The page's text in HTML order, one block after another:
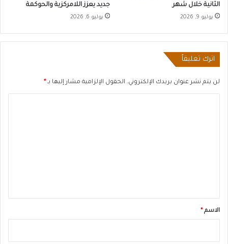
الثانية خلال شهر
يوليو 9, 2026
جديد يعزز اللامركزية والحوكمة
يوليو 6, 2026
اترك تعليقاً
لن يتم نشر عنوان بريدك الإلكتروني. الحقول الإلزامية مشار إليها بـ *
*الاسم *